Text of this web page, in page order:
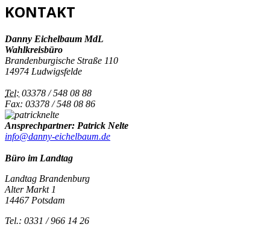
KONTAKT
Danny Eichelbaum MdL
Wahlkreisbüro
Brandenburgische Straße 110
14974 Ludwigsfelde
Tel: 03378 / 548 08 88
Fax: 03378 / 548 08 86
Ansprechpartner: Patrick Nelte
info@danny-eichelbaum.de
Büro im Landtag
Landtag Brandenburg
Alter Markt 1
14467 Potsdam
Tel.: 0331 / 966 14 26